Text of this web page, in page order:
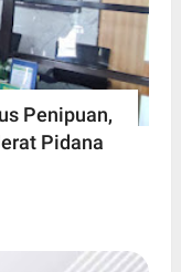
Penipuan,
Pidana